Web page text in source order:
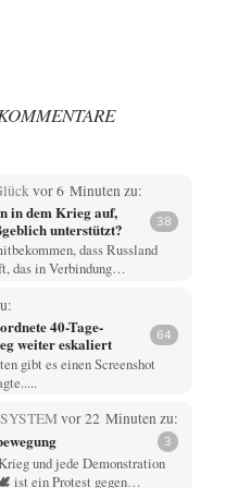
vor 6 Minuten zu:
in dem Krieg auf,
unterstützt?
38
dass Russland
das in Verbindung…
40-Tage-
weiter eskaliert
64
gibt es einen Screenshot
vor 22 Minuten zu:
3
und jede Demonstration
ist ein Protest gegen…